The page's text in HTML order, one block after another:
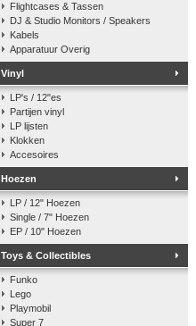
Flightcases & Tassen
DJ & Studio Monitors / Speakers
Kabels
Apparatuur Overig
Vinyl
LP's / 12"es
Partijen vinyl
LP lijsten
Klokken
Accesoires
Hoezen
LP / 12" Hoezen
Single / 7" Hoezen
EP / 10" Hoezen
Toys & Collectibles
Funko
Lego
Playmobil
Super 7